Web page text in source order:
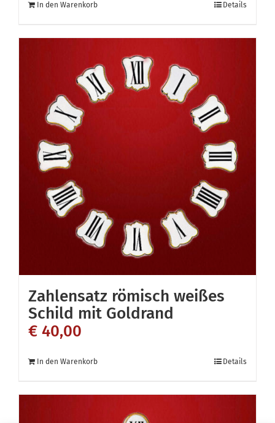
In den Warenkorb Details
Zahlensatz römisch weißes
Schild mit Goldrand
€ 40,00
In den Warenkorb Details